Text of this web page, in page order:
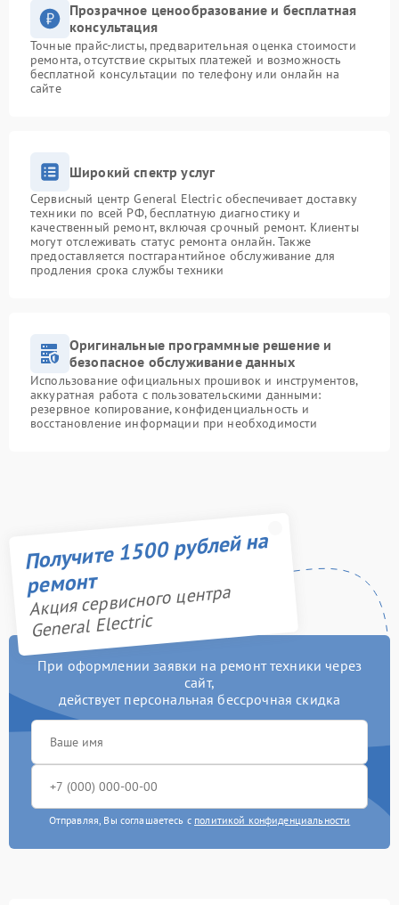
Прозрачное ценообразование и бесплатная
консультация
Точные прайс-листы, предварительная оценка стоимости
ремонта, отсутствие скрытых платежей и возможность
бесплатной консультации по телефону или онлайн на
сайте
Широкий спектр услуг
Сервисный центр General Electric обеспечивает доставку
техники по всей РФ, бесплатную диагностику и
качественный ремонт, включая срочный ремонт. Клиенты
могут отслеживать статус ремонта онлайн. Также
предоставляется постгарантийное обслуживание для
продления срока службы техники
Оригинальные программные решение и
безопасное обслуживание данных
Использование официальных прошивок и инструментов,
аккуратная работа с пользовательскими данными:
резервное копирование, конфиденциальность и
восстановление информации при необходимости
Получите 1500 рублей на
ремонт
Акция сервисного центра
General Electric
При оформлении заявки на ремонт техники через
сайт,
действует персональная бессрочная скидка
Отправляя, Вы соглашаетесь с политикой конфиденциальности